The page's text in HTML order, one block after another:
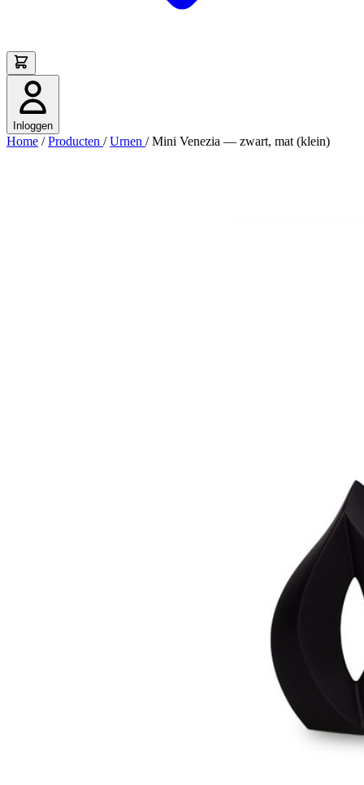
Inloggen
Home / Producten / Urnen / Mini Venezia — zwart, mat (klein)